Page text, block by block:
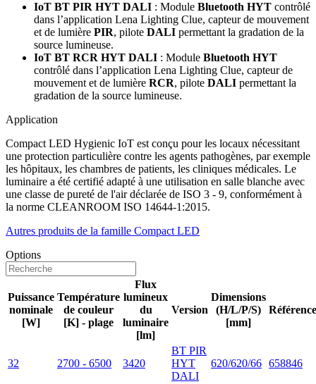
IoT BT PIR HYT DALI : Module Bluetooth HYT contrôlé
dans l’application Lena Lighting Clue, capteur de mouvement
et de lumière PIR, pilote DALI permettant la gradation de la
source lumineuse.
IoT BT RCR HYT DALI : Module Bluetooth HYT
contrôlé dans l’application Lena Lighting Clue, capteur de
mouvement et de lumière RCR, pilote DALI permettant la
gradation de la source lumineuse.
Application
Compact LED Hygienic IoT est conçu pour les locaux nécessitant
une protection particulière contre les agents pathogènes, par exemple
les hôpitaux, les chambres de patients, les cliniques médicales. Le
luminaire a été certifié adapté à une utilisation en salle blanche avec
une classe de pureté de l'air déclarée de ISO 3 - 9, conformément à
la norme CLEANROOM ISO 14644-1:2015.
Autres produits de la famille Compact LED
Options
Puissance
nominale
[W]
Température
de couleur
[K] - plage
Flux
lumineux
du
luminaire
[lm]
Version
Dimensions
(H/L/P/S)
[mm]
Référence
32 2700 - 6500 3420
BT PIR
HYT
DALI
620/620/66 658846